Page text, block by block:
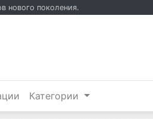
нового поколения.
Категории